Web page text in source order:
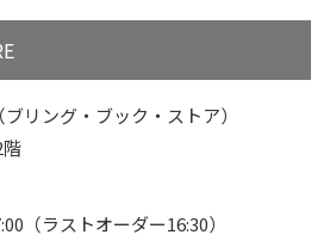
リング・ブック・ストア）
（ラストオーダー16:30）